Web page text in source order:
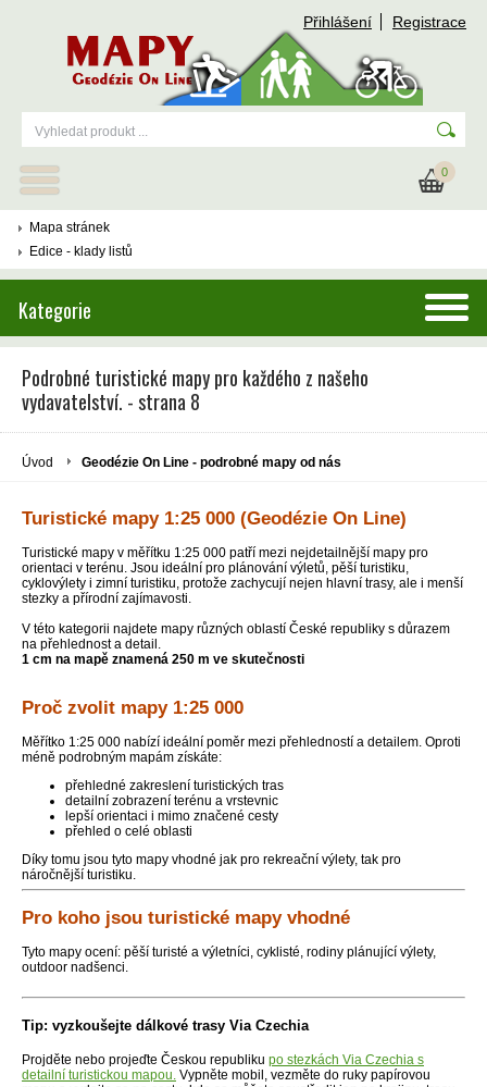
Přihlášení Registrace
0
Mapa stránek
Edice - klady listů
Kategorie
Podrobné turistické mapy pro každého z našeho
vydavatelství. - strana 8
Úvod Geodézie On Line - podrobné mapy od nás
Turistické mapy 1:25 000 (Geodézie On Line)
Turistické mapy v měřítku 1:25 000 patří mezi nejdetailnější mapy pro
orientaci v terénu. Jsou ideální pro plánování výletů, pěší turistiku,
cyklovýlety i zimní turistiku, protože zachycují nejen hlavní trasy, ale i menší
stezky a přírodní zajímavosti.
V této kategorii najdete mapy různých oblastí České republiky s důrazem
na přehlednost a detail.
1 cm na mapě znamená 250 m ve skutečnosti
Proč zvolit mapy 1:25 000
Měřítko 1:25 000 nabízí ideální poměr mezi přehledností a detailem. Oproti
méně podrobným mapám získáte:
přehledné zakreslení turistických tras
detailní zobrazení terénu a vrstevnic
lepší orientaci i mimo značené cesty
přehled o celé oblasti
Díky tomu jsou tyto mapy vhodné jak pro rekreační výlety, tak pro
náročnější turistiku.
Pro koho jsou turistické mapy vhodné
Tyto mapy ocení: pěší turisté a výletníci, cyklisté, rodiny plánující výlety,
outdoor nadšenci.
Tip: vyzkoušejte dálkové trasy Via Czechia
Projděte nebo projeďte Českou republiku po stezkách Via Czechia s
detailní turistickou mapou. Vypněte mobil, vezměte do ruky papírovou